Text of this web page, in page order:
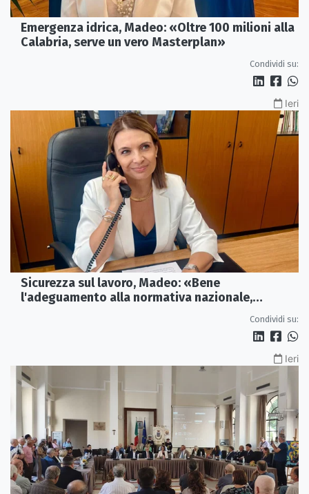
Emergenza idrica, Madeo: «Oltre 100 milioni alla
Calabria, serve un vero Masterplan»
Condividi su:
Ieri
Sicurezza sul lavoro, Madeo: «Bene
l'adeguamento alla normativa nazionale,
Condividi su:
Ieri